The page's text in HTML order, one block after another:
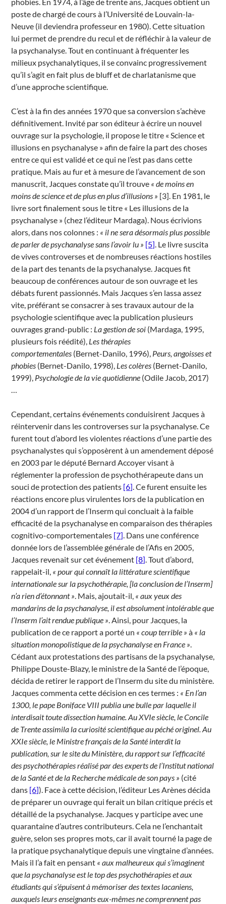
poste de chargé de cours à l’Université de Louvain-la-
Neuve (il deviendra professeur en 1980). Cette situation
lui permet de prendre du recul et de réfléchir à la valeur de
la psychanalyse. Tout en continuant à fréquenter les
milieux psychanalytiques, il se convainc progressivement
qu’il s’agit en fait plus de bluff et de charlatanisme que
d’une approche scientifique.
C’est à la fin des années 1970 que sa conversion s’achève
définitivement. Invité par son éditeur à écrire un nouvel
ouvrage sur la psychologie, il propose le titre « Science et
illusions en psychanalyse » afin de faire la part des choses
entre ce qui est validé et ce qui ne l’est pas dans cette
pratique. Mais au fur et à mesure de l’avancement de son
manuscrit, Jacques constate qu’il trouve « de moins en
moins de science et de plus en plus d’illusions » [3]. En 1981, le
livre sort finalement sous le titre « Les illusions de la
psychanalyse » (chez l’éditeur Mardaga). Nous écrivions
alors, dans nos colonnes : « il ne sera désormais plus possible
de parler de psychanalyse sans l’avoir lu » [5] . Le livre suscita
de vives controverses et de nombreuses réactions hostiles
de la part des tenants de la psychanalyse. Jacques fit
beaucoup de conférences autour de son ouvrage et les
débats furent passionnés. Mais Jacques s’en lassa assez
vite, préférant se consacrer à ses travaux autour de la
psychologie scientifique avec la publication plusieurs
ouvrages grand-public : La gestion de soi (Mardaga, 1995,
plusieurs fois réédité), Les thérapies
comportementales (Bernet-Danilo, 1996), Peurs, angoisses et
phobies (Bernet-Danilo, 1998), Les colères (Bernet-Danilo,
1999), Psychologie de la vie quotidienne (Odile Jacob, 2017)
Cependant, certains événements conduisirent Jacques à
réintervenir dans les controverses sur la psychanalyse. Ce
furent tout d’abord les violentes réactions d’une partie des
psychanalystes qui s’opposèrent à un amendement déposé
en 2003 par le député Bernard Accoyer visant à
réglementer la profession de psychothérapeute dans un
souci de protection des patients [6] . Ce furent ensuite les
réactions encore plus virulentes lors de la publication en
2004 d’un rapport de l’Inserm qui concluait à la faible
efficacité de la psychanalyse en comparaison des thérapies
cognitivo-comportementales [7] . Dans une conférence
donnée lors de l’assemblée générale de l’Afis en 2005,
Jacques revenait sur cet événement [8] . Tout d’abord,
rappelait-il, « pour qui connaît la littérature scientifique
internationale sur la psychothérapie, [la conclusion de l’Inserm]
n’a rien d’étonnant » . Mais, ajoutait-il, « aux yeux des
mandarins de la psychanalyse, il est absolument intolérable que
l’Inserm l’ait rendue publique » . Ainsi, pour Jacques, la
publication de ce rapport a porté un « coup terrible » à « la
situation monopolistique de la psychanalyse en France »
Cédant aux protestations des partisans de la psychanalyse,
Philippe Douste-Blazy, le ministre de la Santé de l’époque,
décida de retirer le rapport de l’Inserm du site du ministère.
Jacques commenta cette décision en ces termes : « En l’an
1300, le pape Boniface VIII publia une bulle par laquelle il
interdisait toute dissection humaine. Au XVIe siècle, le Concile
de Trente assimila la curiosité scientifique au péché originel. Au
XXIe siècle, le Ministre français de la Santé interdit la
publication, sur le site du Ministère, du rapport sur l’efficacité
des psychothérapies réalisé par des experts de l’Institut national
de la Santé et de la Recherche médicale de son pays » (cité
dans [6]). Face à cette décision, l’éditeur Les Arènes décida
de préparer un ouvrage qui ferait un bilan critique précis et
détaillé de la psychanalyse. Jacques y participe avec une
quarantaine d’autres contributeurs. Cela ne l’enchantait
guère, selon ses propres mots, car il avait tourné la page de
la pratique psychanalytique depuis une vingtaine d’années.
Mais il l’a fait en pensant « aux malheureux qui s’imaginent
que la psychanalyse est le top des psychothérapies et aux
étudiants qui s’épuisent à mémoriser des textes lacaniens,
auxquels leurs enseignants eux-mêmes ne comprennent pas